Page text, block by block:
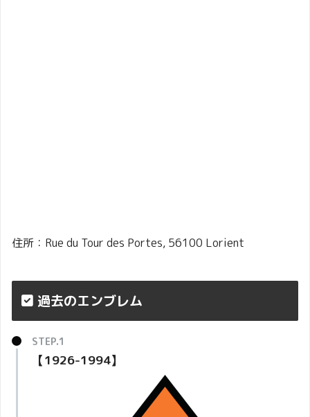
住所：Rue du Tour des Portes, 56100 Lorient
過去のエンブレム
【1926-1994】